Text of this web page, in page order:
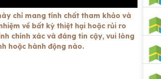
chỉ mang tính chất tham khảo và
về bất kỳ thiệt hại hoặc rủi ro
chính xác và đáng tin cậy, vui lòng
hoặc hành động nào.